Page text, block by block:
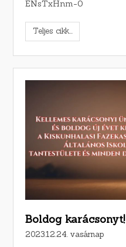
ENsTxHnm-0
Teljes cikk...
Boldog karácsonyt!
2023.12.24. vasárnap